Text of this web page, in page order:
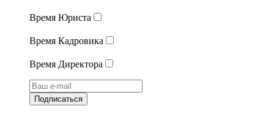
Время Юриста
Время Кадровика
Время Директора
Подписаться